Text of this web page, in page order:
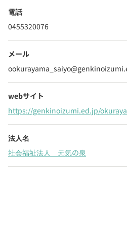
電話
0455320076
メール
webサイト
https://genkinoizumi.ed.jp/
法人名
社会福祉法人 元気の泉